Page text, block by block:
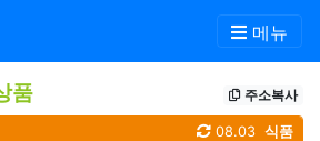
메뉴
품 주소복사
식품
08.03